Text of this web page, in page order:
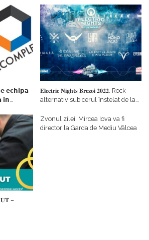
𝗲𝗰𝗵𝗶𝗽𝗮
𝐄𝐥𝐞𝐜𝐭𝐫𝐢𝐜 𝐍𝐢𝐠𝐡𝐭𝐬 𝐁𝐫𝐞𝐳𝐨𝐢 𝟐𝟎𝟐𝟐. Rock
alternativ sub cerul înstelat de la
–
Zvonul zilei: Mircea Iova va fi
director la Garda de Mediu Vâlcea